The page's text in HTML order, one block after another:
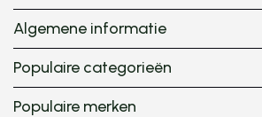
Algemene informatie
Populaire categorieën
Populaire merken